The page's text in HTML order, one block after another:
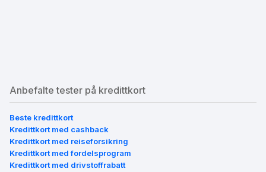
Anbefalte tester på kredittkort
Beste kredittkort
Kredittkort med cashback
Kredittkort med reiseforsikring
Kredittkort med fordelsprogram
Kredittkort med drivstoffrabatt